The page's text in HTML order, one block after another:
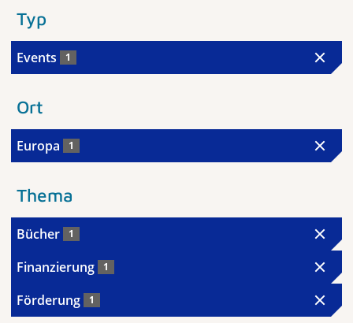
Typ
Events 1
Ort
Europa 1
Thema
Bücher 1
Finanzierung 1
Förderung 1